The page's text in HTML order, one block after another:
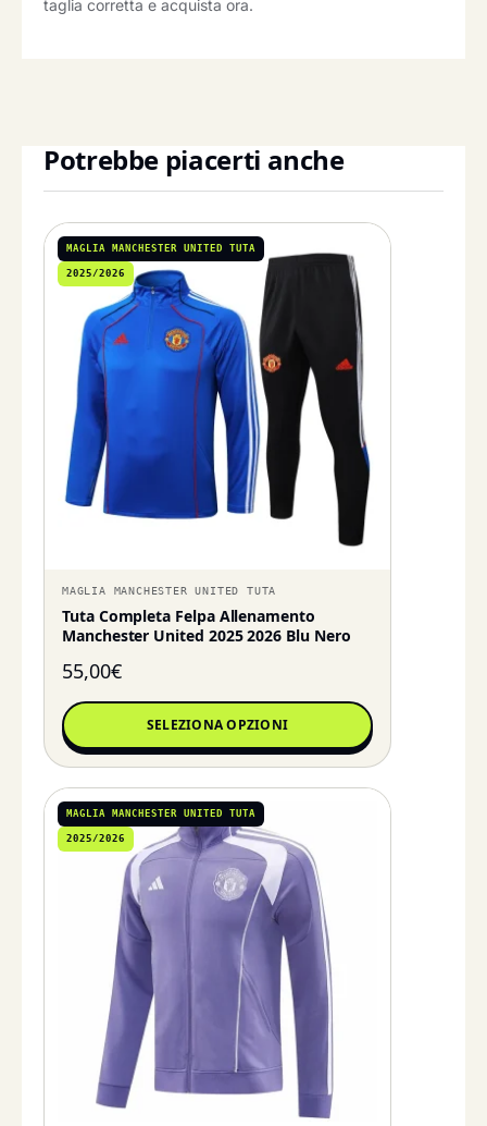
taglia corretta e acquista ora.
Potrebbe piacerti anche
MAGLIA MANCHESTER UNITED TUTA
2025/2026
MAGLIA MANCHESTER UNITED TUTA
Tuta Completa Felpa Allenamento
Manchester United 2025 2026 Blu Nero
55,00€
SELEZIONA OPZIONI
MAGLIA MANCHESTER UNITED TUTA
2025/2026